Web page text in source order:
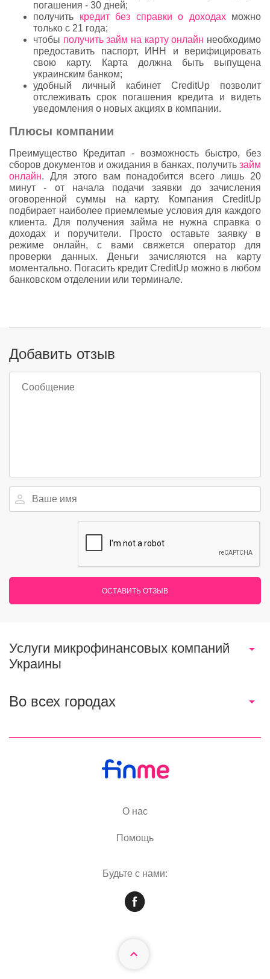
погашения - 30 дней;
получить кредит без справки о доходахможно
только с 21 года;
чтобы получить займ на карту онлайн необходимо
предоставить паспорт, ИНН и верифицировать
свою карту. Карта должна быть выпущена
украинским банком;
удобный личный кабинет CreditUp позволит
отслеживать срок погашения кредита и видеть
уведомления о новых акциях в компании.
Плюсы компании
Преимущество Кредитап - возможность быстро, без
сборов документов и ожидания в банках, получить займ
онлайн. Для этого вам понадобится всего лишь 20
минут - от начала подачи заявки до зачисления
оговоренной суммы на карту. Компания CreditUp
подбирает наиболее приемлемые условия для каждого
клиента. Для получения займа не нужна справка о
доходах и поручители. Просто оставьте заявку в
режиме онлайн, с вами свяжется оператор для
проверки данных. Деньги зачисляются на карту
моментально. Погасить кредит CreditUp можно в любом
банковском отделении или терминале.
Добавить отзыв
ОСТАВИТЬ ОТЗЫВ
Услуги микрофинансовых компаний
Украины
Во всех городах
О нас
Помощь
Будьте с нами: